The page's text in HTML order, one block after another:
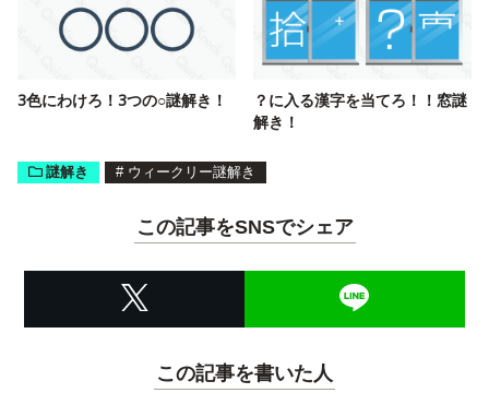
3色にわけろ！3つの○謎解き！
？に入る漢字を当てろ！！窓謎
解き！
謎解き # ウィークリー謎解き
この記事をSNSでシェア
この記事を書いた人